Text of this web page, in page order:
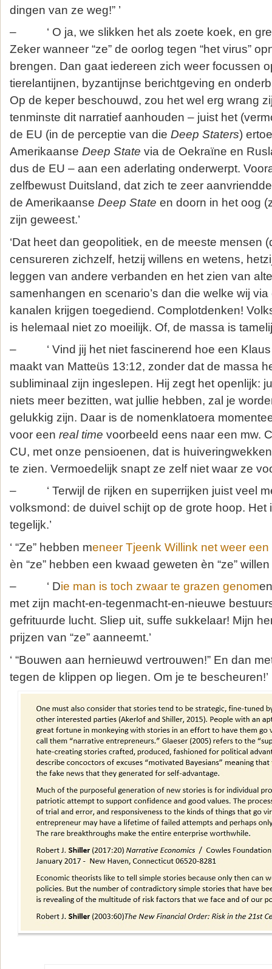
dingen van ze weg!” ’
– ‘ O ja, we slikken het als zoete koek, en
Zeker wanneer “ze” de oorlog tegen “het virus”
brengen. Dan gaat iedereen zich weer focussen
tierelantijnen, byzantijnse berichtgeving en
Op de keper beschouwd, zou het wel erg wrang
tenminste dit narratief aanhouden – juist het
de EU (in de perceptie van die Deep Staters)
Amerikaanse Deep State via de Oekraïne en
dus de EU – aan een aderlating onderwerpt.
zelfbewust Duitsland, dat zich te zeer
de Amerikaanse Deep State en doorn in het oog
zijn geweest.’
‘Dat heet dan geopolitiek, en de meeste mensen
censureren zichzelf, hetzij willens en wetens,
leggen van andere verbanden en het zien van
samenhangen en scenario’s dan die welke wij
kanalen krijgen toegediend. Complotdenken!
is helemaal niet zo moeilijk. Of, de massa is
– ‘ Vind jij het niet fascinerend hoe een Klaus
maakt van Matteüs 13:12, zonder dat de massa
subliminaal zijn ingeslepen. Hij zegt het openlijk:
niets meer bezitten, wat jullie hebben, zal je
gelukkig zijn. Daar is de nomenklatoera
voor een real time voorbeeld eens naar een mw.
CU, met onze pensioenen, dat is
te zien. Vermoedelijk snapt ze zelf niet waar ze
– ‘ Terwijl de rijken en superrijken juist veel
volksmond: de duivel schijt op de grote hoop. Het
tegelijk.’
‘ “Ze” hebben meneer Tjeenk Willink net weer een
èn “ze” hebben een kwaad geweten èn “ze”
– ‘ Die man is toch zwaar te grazen genom
met zijn macht-en-tegenmacht-en-nieuwe
gefrituurde lucht. Sliep uit, suffe sukkelaar! Mijn
prijzen van “ze” aanneemt.’
‘ “Bouwen aan hernieuwd vertrouwen!” En dan
tegen de klippen op liegen. Om je te bescheuren!’